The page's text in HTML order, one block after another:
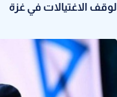
لوقف الاغتيالات في غزة